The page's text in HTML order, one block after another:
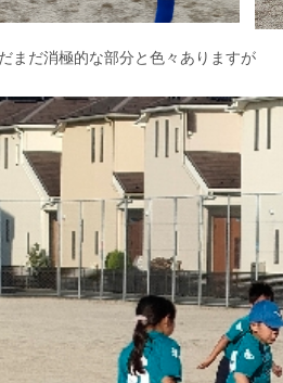
まだ消極的な部分と色々ありますが